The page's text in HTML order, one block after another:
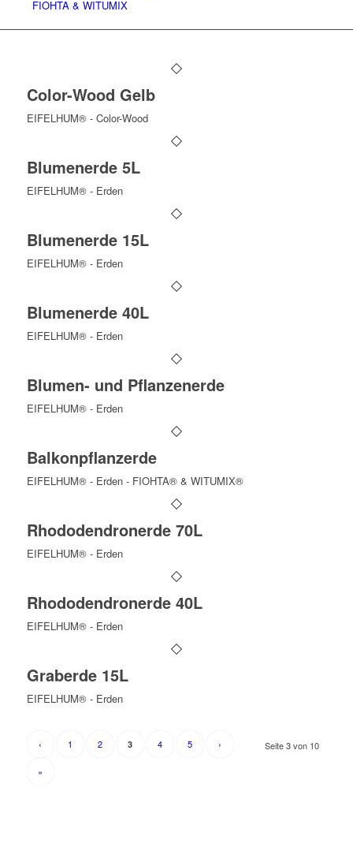
FIOHTA & WITUMIX
Color-Wood Gelb
EIFELHUM® - Color-Wood
Blumenerde 5L
EIFELHUM® - Erden
Blumenerde 15L
EIFELHUM® - Erden
Blumenerde 40L
EIFELHUM® - Erden
Blumen- und Pflanzenerde
EIFELHUM® - Erden
Balkonpflanzerde
EIFELHUM® - Erden - FIOHTA® & WITUMIX®
Rhododendronerde 70L
EIFELHUM® - Erden
Rhododendronerde 40L
EIFELHUM® - Erden
Graberde 15L
EIFELHUM® - Erden
Seite 3 von 10
‹ 1 2 3 4 5 ›
»